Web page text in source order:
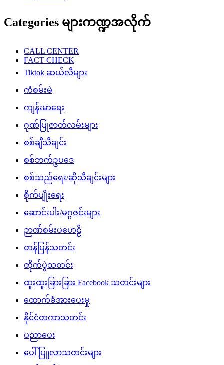
Categories များကဏ္ဍအလိုက်
CALL CENTER
FACT CHECK
Tiktok ဆယ်လီများ
ကံစမ်းမဲ
ကျန်းမာရေး
ဂုဏ်ပြုဇာတ်လမ်းများ
စစ်ချီသီချင်း
စစ်ဘက်ဥပဒေ
စစ်သည်ရေး/ဆိုသီချင်းများ
စိုက်ပျိုးရေး
ဆောင်းပါး/မဂ္ဂဇင်းများ
ဉာဏ်စမ်းပဟေဠိ
တန်ပြန်သတင်း
တိုက်ပွဲသတင်း
ထူးထူးခြားခြား Facebook သတင်းများ
ထောက်ခံအားပေးမှု
နိုင်ငံတကာသတင်း
ပညာပေး
ပေါ်ပြူလာသတင်းများ